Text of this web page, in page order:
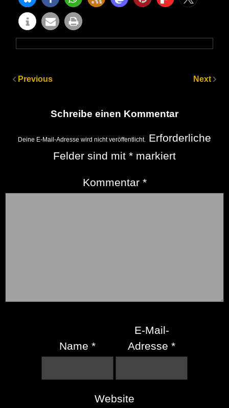
Previous Next
Schreibe einen Kommentar
Deine E-Mail-Adresse wird nicht veröffentlicht. Erforderliche
Felder sind mit * markiert
Kommentar *
Name *
E-Mail-
Adresse*
Website